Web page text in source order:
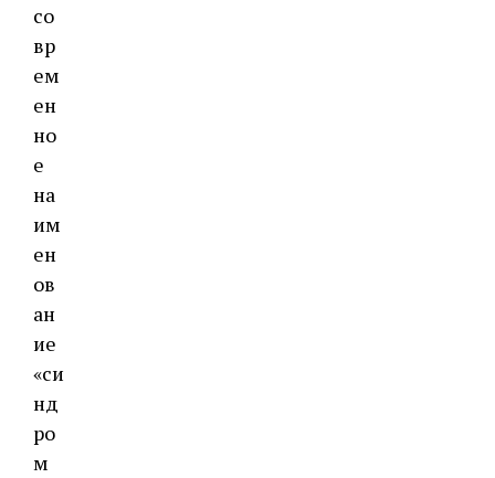
со
вр
ем
ен
но
е
на
им
ен
ов
ан
ие
«си
нд
ро
м